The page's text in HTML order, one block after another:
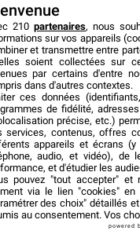
les Vieilles
village
?
210 partenaires, nous
sur vos appareils
et transmettre entre
soient collectées sur
par certains d'entre
dans d'autres contextes.
ces données
de fidélité,
précise, etc.)
services, contenus, offres
appareils et écrans (y
audio, et vidéo), de
et d'étudier les
pouvez "tout accepter" et
via le lien "cookies" en
des choix" détaillés
au consentement. Vos
powered